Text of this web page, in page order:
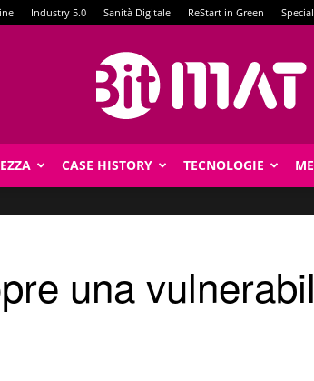
Industry 5.0 Sanità Digitale ReStart in Green
CASE HISTORY TECNOLOGIE
una